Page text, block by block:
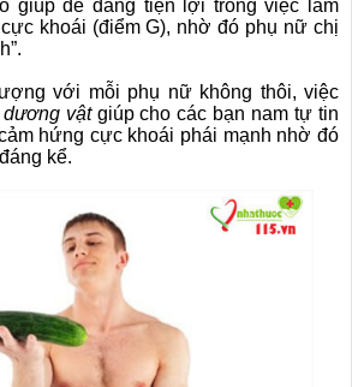
giúp dễ dàng tiện lợi trong việc làm
khoái (điểm G), nhờ đó phụ nữ chị
với mỗi phụ nữ không thôi, việc
vậtgiúp cho các bạn nam tự tin
hứng cực khoái phái mạnh nhờ đó
kể.